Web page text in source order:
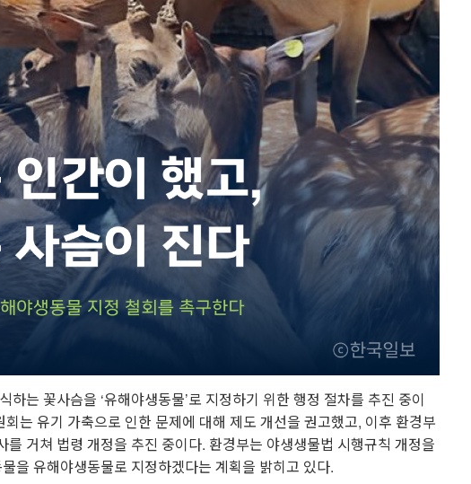
하는 꽃사슴을 ‘유해야생동물’로 지정하기 위한 행정 절차를 추진 중이
는 유기 가축으로 인한 문제에 대해 제도 개선을 권고했고, 이후 환경부
를 거쳐 법령 개정을 추진 중이다. 환경부는 야생생물법 시행규칙 개정을
을 유해야생동물로 지정하겠다는 계획을 밝히고 있다.